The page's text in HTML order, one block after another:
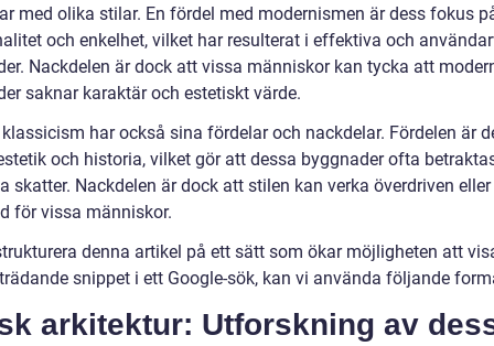
med olika stilar. En fördel med modernismen är dess fokus
och enkelhet, vilket har resulterat i effektiva och
Nackdelen är dock att vissa människor kan tycka att
saknar karaktär och estetiskt värde.
har också sina fördelar och nackdelar. Fördelen är
och historia, vilket gör att dessa byggnader ofta
skatter. Nackdelen är dock att stilen kan verka överdriven eller
för vissa människor.
denna artikel på ett sätt som ökar möjligheten att
snippet i ett Google-sök, kan vi använda följande
arkitektur: Utforskning av